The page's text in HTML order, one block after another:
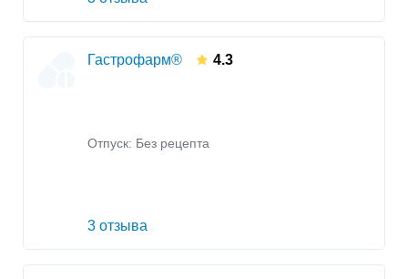
Гастрофарм® 4.3
Отпуск: Без рецепта
3 отзыва